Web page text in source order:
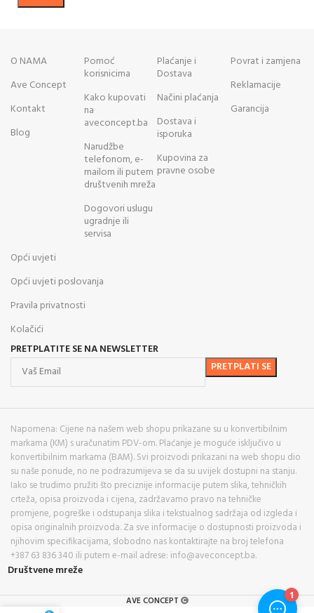
O NAMA
Ave Concept
Kontakt
Blog
Pomoć
korisnicima
Kako kupovati
na
aveconcept.ba
Narudžbe
telefonom, e-
mailom ili putem
društvenih mreža
Dogovori uslugu
ugradnje ili
servisa
Plaćanje i
Dostava
Načini plaćanja
Dostava i
isporuka
Kupovina za
pravne osobe
Povrat i zamjena
Reklamacije
Garancija
Opći uvjeti
Opći uvjeti poslovanja
Pravila privatnosti
Kolačići
PRETPLATITE SE NA NEWSLETTER
Napomena: Cijene na našem web shopu prikazane su u konvertibilnim
markama (KM) s uračunatim PDV-om. Plaćanje je moguće isključivo u
konvertibilnim markama (BAM). Svi proizvodi prikazani na web shopu dio
su naše ponude, no ne podrazumijeva se da su uvijek dostupni na stanju.
Iako se trudimo pružiti što preciznije informacije putem slika, tehničkih
crteža, opisa proizvoda i cijena, zadržavamo pravo na tehničke
promjene, pogreške i odstupanja slika i tekstualnog sadržaja od izgleda i
opisa originalnih proizvoda. Za sve informacije o dostupnosti proizvoda i
njihovim specifikacijama, slobodno nas kontaktirajte na broj telefona
+387 63 836 340 ili putem e-mail adrese: info@aveconcept.ba.
Društvene mreže
AVE CONCEPT